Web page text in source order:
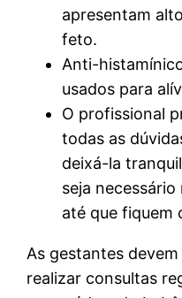
apresentam
feto.
Anti-
usados para
O profissional
todas as
deixá-la
seja
até que fiquem
As gestantes
realizar consultas